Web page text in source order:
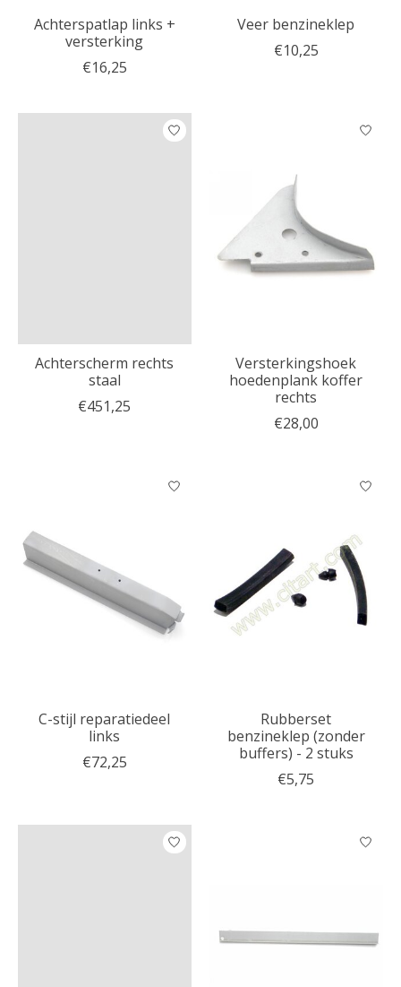
Achterspatlap links +
versterking
€16,25
Veer benzineklep
€10,25
Achterscherm rechts
staal
€451,25
Versterkingshoek
hoedenplank koffer
rechts
€28,00
C-stijl reparatiedeel
links
€72,25
Rubberset
benzineklep (zonder
buffers) - 2 stuks
€5,75